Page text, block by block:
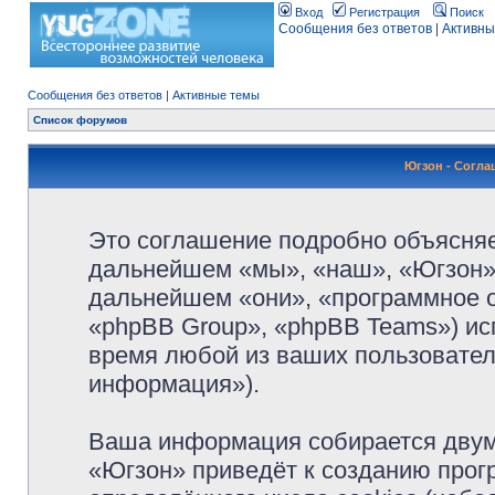
Вход Регистрация Поиск
Сообщения без ответов
Сообщения без ответов | Активные темы
Список форумов
Югзон -
Это соглашение подробно
дальнейшем «мы», «наш»,
дальнейшем «они», «программное
«phpBB Group», «phpBB Teams»)
время любой из ваших
информация»).
Ваша информация собирается
«Югзон» приведёт к созданию